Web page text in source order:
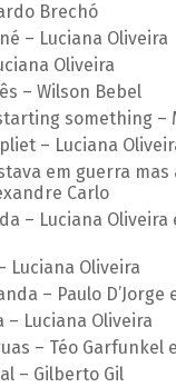
Brechó
– Luciana Oliveira
Oliveira
– Wilson Bebel
something –
– Luciana
em guerra mas
Carlo
– Luciana Oliveira
Luciana Oliveira
– Paulo D’Jorge
– Luciana Oliveira
– Téo Garfunkel
– Gilberto Gil